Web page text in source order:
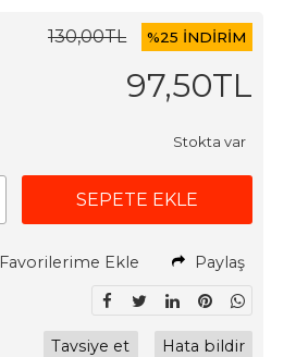
130,00TL %25 İNDİRİM
97,50TL
Stokta var
SEPETE EKLE
Favorilerime Ekle Paylaş
Tavsiye et Hata bildir